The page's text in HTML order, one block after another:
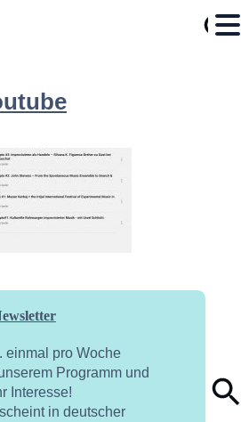
einmal pro Woche
Programm und
Interesse!
in deutscher